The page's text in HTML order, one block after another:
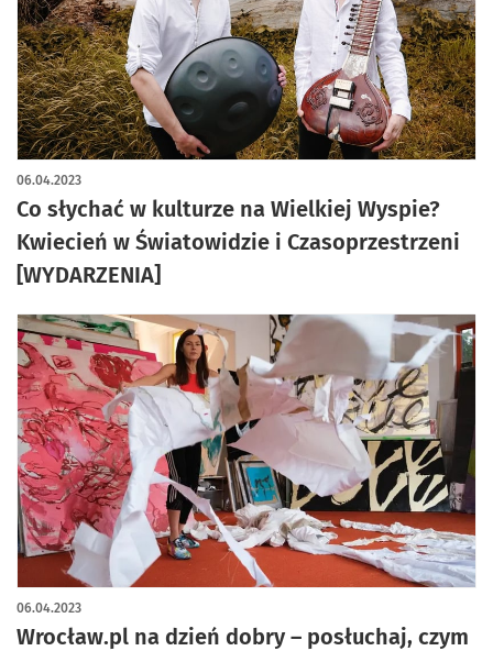
Co słychać w kulturze na Wielkiej Wyspie?
Kwiecień w Światowidzie i Czasoprzestrzeni
[WYDARZENIA]
06.04.2023
Wrocław.pl na dzień dobry – posłuchaj, czym
06.04.2023